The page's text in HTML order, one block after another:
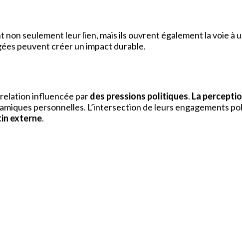
seulement leur lien, mais ils ouvrent également la voie à
peuvent créer un impact durable.
influencée pardes pressions politiques. La
personnelles. L’intersection de leurs engagements
externe.